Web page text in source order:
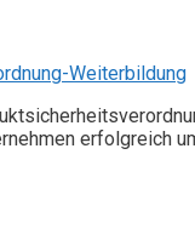
Weiterbildung
erfolgreich